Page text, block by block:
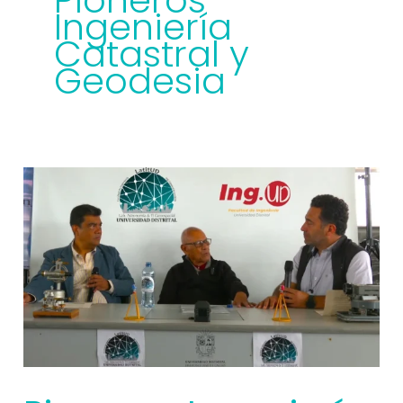
Ingeniería
Catastral y
Geodesia
Pioneros
Ingeniería
Catastral
y
Geodesia